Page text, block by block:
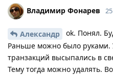
Владимир Фонарев
Александр
ok. Понял.
Раньше можно было руками.
транзакций высыпались в
Тему тогда можно удалять.